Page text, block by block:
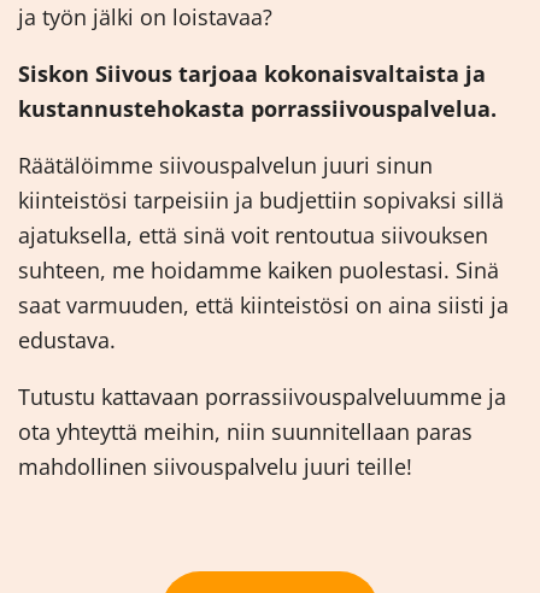
ja työn jälki on loistavaa?
Siskon Siivous tarjoaa kokonaisvaltaista ja
kustannustehokasta porrassiivouspalvelua.
Räätälöimme siivouspalvelun juuri sinun
kiinteistösi tarpeisiin ja budjettiin sopivaksi sillä
ajatuksella, että sinä voit rentoutua siivouksen
suhteen, me hoidamme kaiken puolestasi. Sinä
saat varmuuden, että kiinteistösi on aina siisti ja
edustava.
Tutustu kattavaan porrassiivouspalveluumme ja
ota yhteyttä meihin, niin suunnitellaan paras
mahdollinen siivouspalvelu juuri teille!